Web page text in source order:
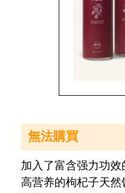
加入了富含强力功
高营养的枸杞子天
無法購買